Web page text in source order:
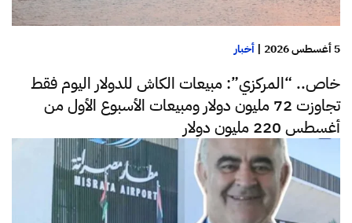
5 أغسطس 2026 | أخبار
خاص.. “المركزي”: مبيعات الكاش للدولار اليوم فقط
تجاوزت 72 مليون دولار ومبيعات الأسبوع الأول من
أغسطس 220 مليون دولار